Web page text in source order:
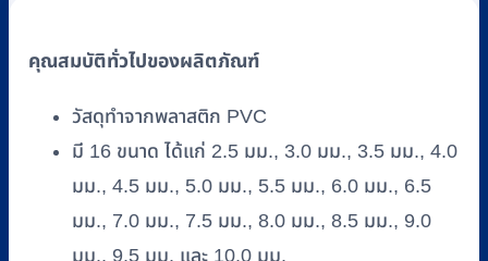
STAR
เส้น/
กล่อง)
ขนาด
คุณสมบัติทั่วไปของผลิตภัณฑ์
วัสดุทำจากพลาสติก PVC
มี 16 ขนาด ได้แก่ 2.5 มม., 3.0 มม., 3.5 มม., 4.0
มม., 4.5 มม., 5.0 มม., 5.5 มม., 6.0 มม., 6.5
มม., 7.0 มม., 7.5 มม., 8.0 มม., 8.5 มม., 9.0
มม., 9.5 มม. และ 10.0 มม.